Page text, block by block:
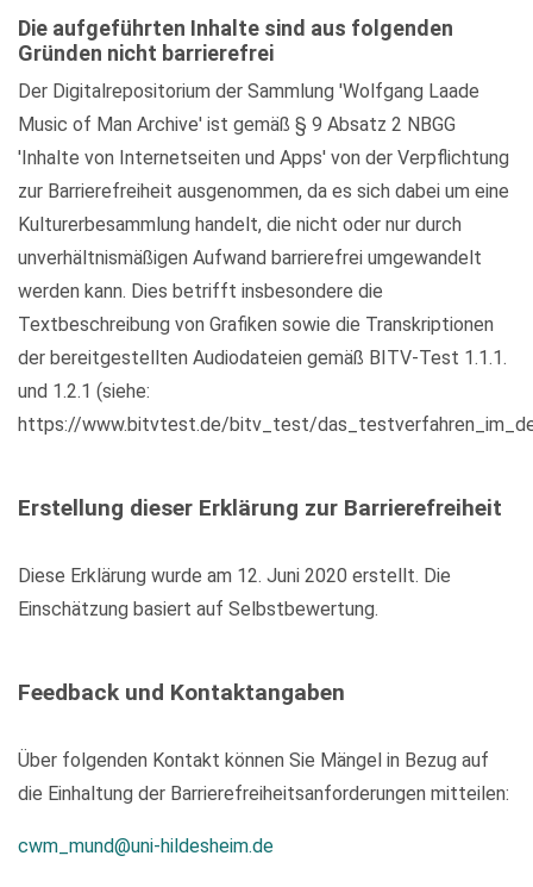
Die aufgeführten Inhalte sind aus folgenden
Gründen nicht barrierefrei
Der Digitalrepositorium der Sammlung 'Wolfgang Laade
Music of Man Archive' ist gemäß § 9 Absatz 2 NBGG
'Inhalte von Internetseiten und Apps' von der Verpflichtung
zur Barrierefreiheit ausgenommen, da es sich dabei um eine
Kulturerbesammlung handelt, die nicht oder nur durch
unverhältnismäßigen Aufwand barrierefrei umgewandelt
werden kann. Dies betrifft insbesondere die
Textbeschreibung von Grafiken sowie die Transkriptionen
der bereitgestellten Audiodateien gemäß BITV-Test 1.1.1.
und 1.2.1 (siehe:
https://www.bitvtest.de/bitv_test/
Erstellung dieser Erklärung zur Barrierefreiheit
Diese Erklärung wurde am 12. Juni 2020 erstellt. Die
Einschätzung basiert auf Selbstbewertung.
Feedback und Kontaktangaben
Über folgenden Kontakt können Sie Mängel in Bezug auf
die Einhaltung der Barrierefreiheitsanforderungen mitteilen:
cwm_mund@uni-hildesheim.de